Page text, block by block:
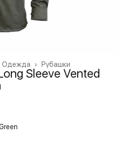
Рубашки
Одежда ›
Sleeve Vented